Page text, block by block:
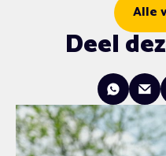
Alle
Deel
whatsapp
mail